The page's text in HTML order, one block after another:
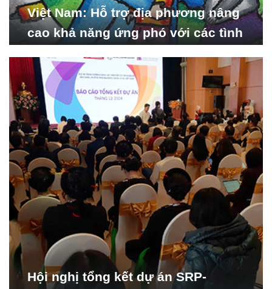
Việt Nam: Hỗ trợ địa phương nâng
cao khả năng ứng phó với các tình
Hội nghị tổng kết dự án SRP-